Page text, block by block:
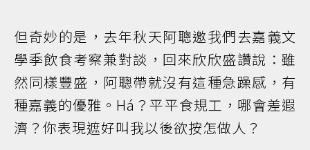
但奇妙的是，去年秋天阿聰邀我們去嘉義文
學季飲食考察兼對談，回來欣欣盛讚說：雖
然同樣豐盛，阿聰帶就沒有這種急躁感，有
種嘉義的優雅。Há？平平食規工，哪會差遐
濟？你表現遮好叫我以後欲按怎做人？